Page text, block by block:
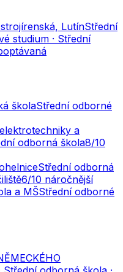
LutínStřední
studium · Střední
školaStřední odborné
a
odborná škola8/10
Střední odborná
6/10 náročnější
a MŠStřední odborné